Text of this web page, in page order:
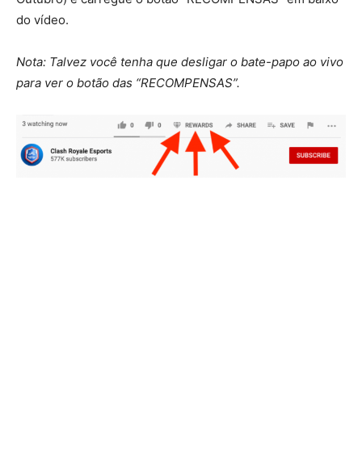
do vídeo.
Nota: Talvez você tenha que desligar o bate-papo ao vivo
para ver o botão das “RECOMPENSAS”.